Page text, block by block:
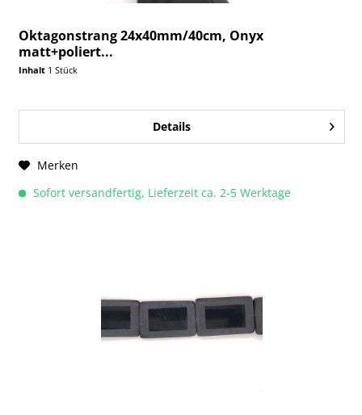
Oktagonstrang 24x40mm/40cm, Onyx
matt+poliert...
Inhalt 1 Stück
Details
Merken
Sofort versandfertig, Lieferzeit ca. 2-5 Werktage